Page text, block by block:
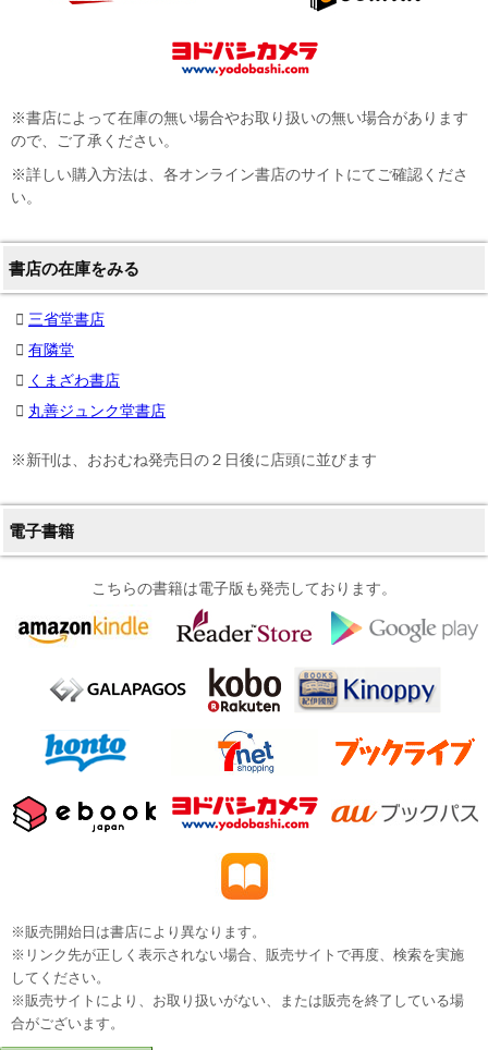
※書店によって在庫の無い場合やお取り扱いの無い場合があります
ので、ご了承ください。
※詳しい購入方法は、各オンライン書店のサイトにてご確認くださ
い。
書店の在庫をみる
三省堂書店
有隣堂
くまざわ書店
丸善ジュンク堂書店
※新刊は、おおむね発売日の２日後に店頭に並びます
電子書籍
こちらの書籍は電子版も発売しております。
※販売開始日は書店により異なります。
※リンク先が正しく表示されない場合、販売サイトで再度、検索を実施
してください。
※販売サイトにより、お取り扱いがない、または販売を終了している場
合がございます。